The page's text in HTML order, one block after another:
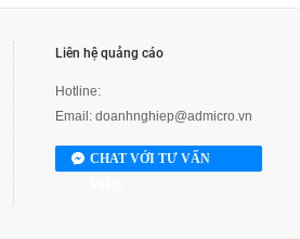
Liên hệ quảng cáo
Hotline:
Email: doanhnghiep@admicro.vn
CHAT VỚI TƯ VẤN